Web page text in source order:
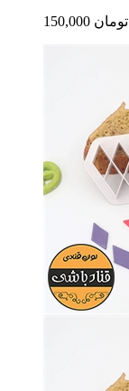
150,000 تومان